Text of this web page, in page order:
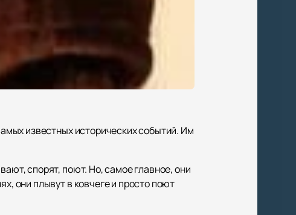
известных исторических событий. Им
спорят, поют. Но, самое главное, они
они плывут в ковчеге и просто поют